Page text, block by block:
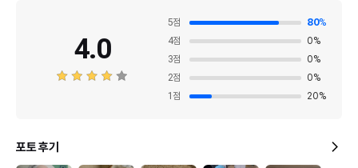
4.0
5점 80%
4점 0%
3점 0%
2점 0%
1 점 20%
포토 후기